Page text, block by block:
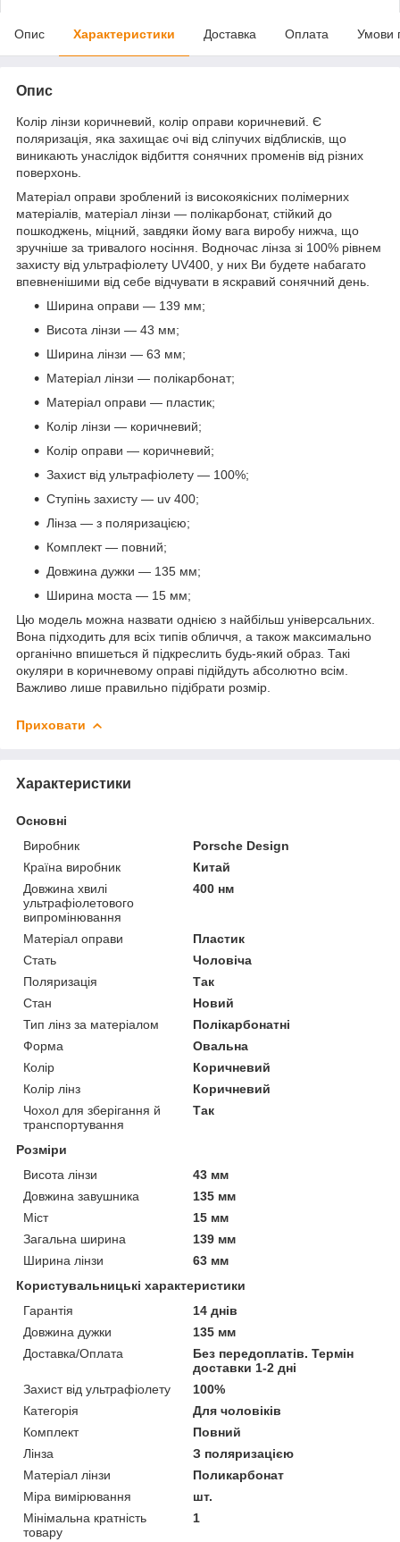
Опис Характеристики Доставка Оплата Умови
Опис
Колір лінзи коричневий, колір оправи коричневий. Є
поляризація, яка захищає очі від сліпучих відблисків, що
виникають унаслідок відбиття сонячних променів від різних
поверхонь.
Матеріал оправи зроблений із високоякісних полімерних
матеріалів, матеріал лінзи — полікарбонат, стійкий до
пошкоджень, міцний, завдяки йому вага виробу нижча, що
зручніше за тривалого носіння. Водночас лінза зі 100% рівнем
захисту від ультрафіолету UV400, у них Ви будете набагато
впевненішими від себе відчувати в яскравий сонячний день.
Ширина оправи — 139 мм;
Висота лінзи — 43 мм;
Ширина лінзи — 63 мм;
Матеріал лінзи — полікарбонат;
Матеріал оправи — пластик;
Колір лінзи — коричневий;
Колір оправи — коричневий;
Захист від ультрафіолету — 100%;
Ступінь захисту — uv 400;
Лінза — з поляризацією;
Комплект — повний;
Довжина дужки — 135 мм;
Ширина моста — 15 мм;
Цю модель можна назвати однією з найбільш універсальних.
Вона підходить для всіх типів обличчя, а також максимально
органічно впишеться й підкреслить будь-який образ. Такі
окуляри в коричневому оправі підійдуть абсолютно всім.
Важливо лише правильно підібрати розмір.
Приховати
Характеристики
Основні
Виробник
Porsche Design
Країна виробник
Китай
Довжина хвилі
ультрафіолетового
випромінювання
400 нм
Матеріал оправи
Пластик
Стать
Чоловіча
Поляризація
Так
Стан
Новий
Тип лінз за матеріалом
Полікарбонатні
Форма
Овальна
Колір
Коричневий
Колір лінз
Коричневий
Чохол для зберігання й
транспортування
Так
Розміри
Висота лінзи
43 мм
Довжина завушника
135 мм
Міст
15 мм
Загальна ширина
139 мм
Ширина лінзи
63 мм
Користувальницькі характеристики
Гарантія
14 днів
Довжина дужки
135 мм
Доставка/Оплата
Без передоплатів. Термін
доставки 1-2 дні
Захист від ультрафіолету
100%
Категорія
Для чоловіків
Комплект
Повний
Лінза
З поляризацією
Матеріал лінзи
Поликарбонат
Міра вимірювання
шт.
Мінімальна кратність
товару
1